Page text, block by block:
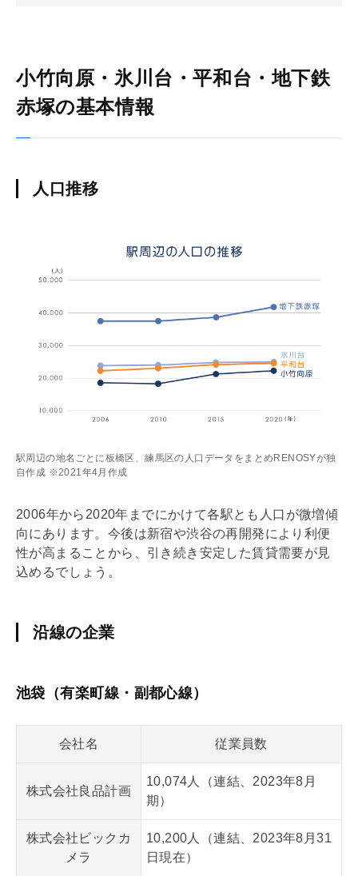
小竹向原・氷川台・平和台・地下鉄
赤塚の基本情報
人口推移
駅周辺の地名ごとに板橋区、練馬区の人口データをまとめRENOSYが独
自作成 ※2021年4月作成
2006年から2020年までにかけて各駅とも人口が微増傾
向にあります。今後は新宿や渋谷の再開発により利便
性が高まることから、引き続き安定した賃貸需要が見
込めるでしょう。
沿線の企業
池袋（有楽町線・副都心線）
会社名 従業員数
株式会社良品計画
10,074人（連結、2023年8月
期）
株式会社ビックカ
メラ
10,200人（連結、2023年8月31
日現在）